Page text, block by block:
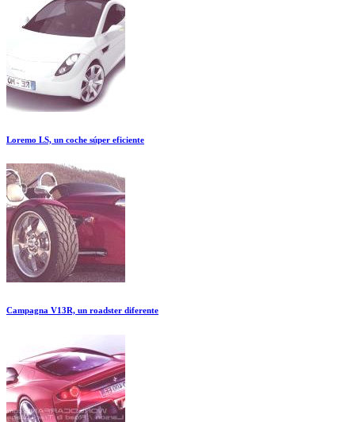
Loremo LS, un coche súper eficiente
Campagna V13R, un roadster diferente